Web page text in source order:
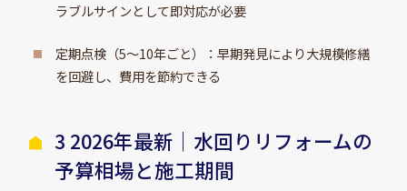
ラブルサインとして即対応が必要
定期点検（5～10年ごと）：早期発見により大規模修繕
を回避し、費用を節約できる
3 2026年最新｜水回りリフォームの
予算相場と施工期間